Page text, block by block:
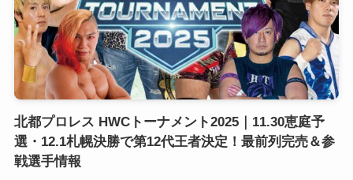
北都プロレス HWCトーナメント2025｜11.30恵庭予
選・12.1札幌決勝で第12代王者決定！最前列完売＆参
戦選手情報